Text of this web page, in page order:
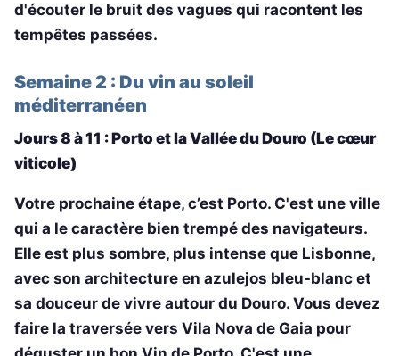
d'écouter le bruit des vagues qui racontent les
tempêtes passées.
Semaine 2 : Du vin au soleil
méditerranéen
Jours 8 à 11 : Porto et la Vallée du Douro (Le cœur
viticole)
Votre prochaine étape, c’est Porto. C'est une ville
qui a le caractère bien trempé des navigateurs.
Elle est plus sombre, plus intense que Lisbonne,
avec son architecture en azulejos bleu-blanc et
sa douceur de vivre autour du Douro. Vous devez
faire la traversée vers Vila Nova de Gaia pour